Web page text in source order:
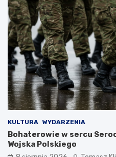
KULTURA WYDARZENIA
Bohaterowie w sercu
Wojska Polskiego